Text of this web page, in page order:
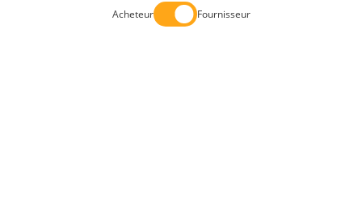
Acheteur Fournisseur